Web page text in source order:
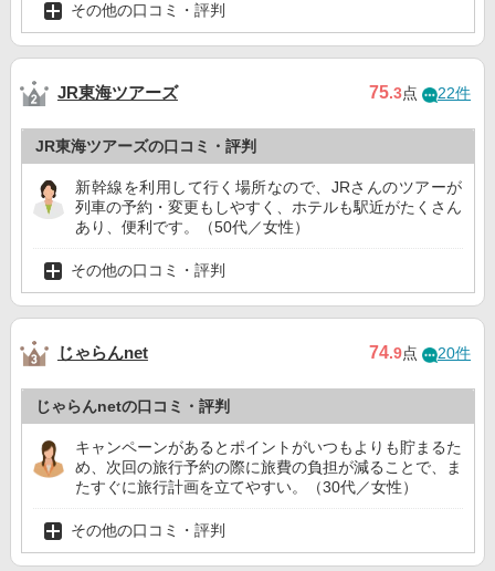
その他の口コミ・評判
JR東海ツアーズ 75.3点 22件
JR東海ツアーズの口コミ・評判
新幹線を利用して行く場所なので、JRさんのツアーが
列車の予約・変更もしやすく、ホテルも駅近がたくさん
あり、便利です。（50代／女性）
その他の口コミ・評判
じゃらんnet 74.9点 20件
じゃらんnetの口コミ・評判
キャンペーンがあるとポイントがいつもよりも貯まるた
め、次回の旅行予約の際に旅費の負担が減ることで、ま
たすぐに旅行計画を立てやすい。（30代／女性）
その他の口コミ・評判